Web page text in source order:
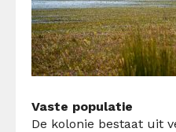
Vaste populatie
De kolonie bestaat uit